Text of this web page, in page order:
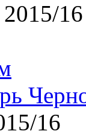
16
16